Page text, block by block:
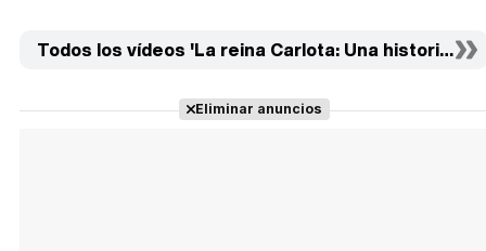
Todos los vídeos 'La reina Carlota: Una historia de
Eliminar anuncios